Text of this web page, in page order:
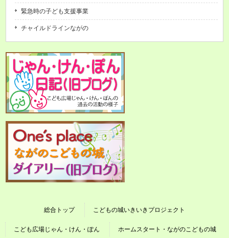
緊急時の子ども支援事業
チャイルドラインながの
総合トップ こどもの城いきいきプロジェクト
こども広場じゃん・けん・ぽん ホームスタート・ながのこどもの城